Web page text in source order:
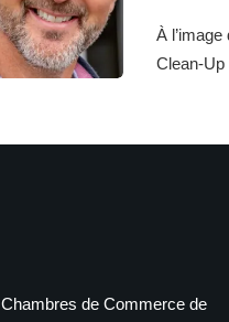
À
Clean-
de Commerce de